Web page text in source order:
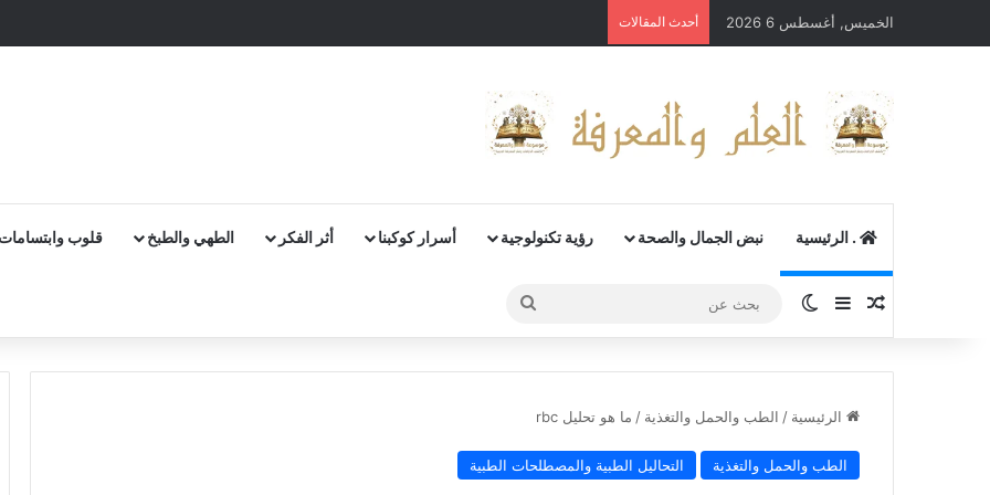
الخميس, أغسطس 6 2026 أحدث المقالات
. الرئيسية نبض الجمال والصحة رؤية تكنولوجية أسرار كوكبنا أثر الفكر الطهي والطبخ قلوب وابتسامات
مقال عشوائي
إضافة عمود جانبي
الوضع المظلم
بحث
عن
الرئيسية / الطب والحمل والتغذية / ما هو تحليل rbc
الطب والحمل والتغذية التحاليل الطبية والمصطلحات الطبية